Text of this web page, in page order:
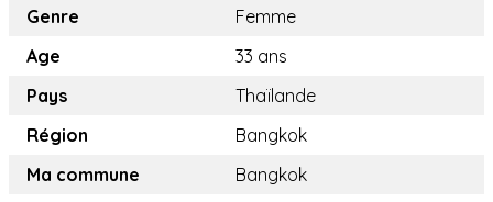
Genre
Femme
Age
33 ans
Pays
Thaïlande
Région
Bangkok
Ma commune
Bangkok